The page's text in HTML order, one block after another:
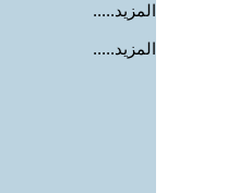
المزيد.....
المزيد.....